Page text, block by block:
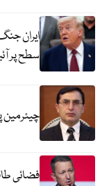
ایران
سطح پر
چیئرمین
فضائی